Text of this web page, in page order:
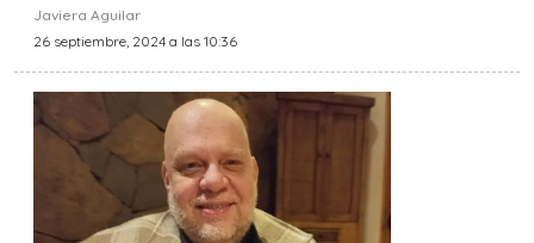
Javiera Aguilar
26 septiembre, 2024 a las 10:36